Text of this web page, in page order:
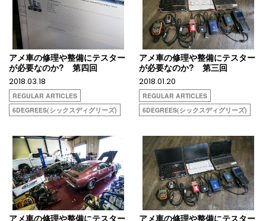
アメ車の修理や整備にテスター
が必要なのか? 第四回
2018.03.18
REGULAR ARTICLES
6DEGREES(シックスディグリーズ)
アメ車の修理や整備にテスター
が必要なのか? 第三回
2018.01.20
REGULAR ARTICLES
6DEGREES(シックスディグリーズ)
アメ車の修理や整備にテスター アメ車の修理や整備にテスター